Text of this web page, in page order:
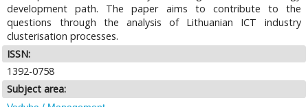
development path. The paper aims to contribute to the
questions through the analysis of Lithuanian ICT industry
clusterisation processes.
ISSN:
1392-0758
Subject area: